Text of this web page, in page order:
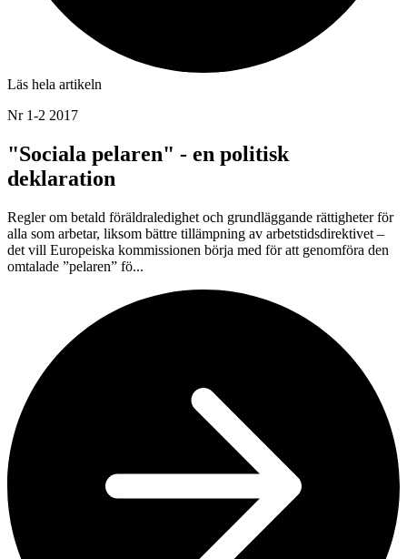
Läs hela artikeln
Nr 1-2 2017
"Sociala pelaren" - en politisk
deklaration
Regler om betald föräldraledighet och grundläggande rättigheter för
alla som arbetar, liksom bättre tillämpning av arbetstidsdirektivet –
det vill Europeiska kommissionen börja med för att genomföra den
omtalade ”pelaren” fö...